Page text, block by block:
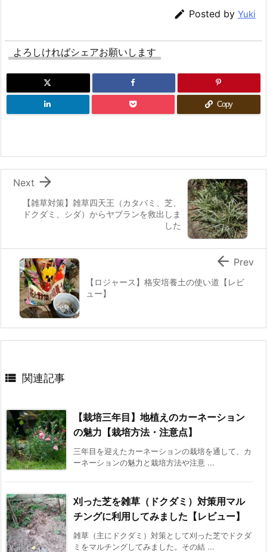
 Posted by Yuki
よろしければシェアお願いします
Copy
【雑草対策】雑草四天王（カタバミ、芝、
ドクダミ、シダ）からヤブランを救出しま
した

Next
【ロジャース】格安培養土の使い道【レビ
ュー】
 Prev
 関連記事
【栽培三年目】地植えのカーネーション
の魅力【栽培方法・注意点】
三年目を迎えたカーネーションの栽培を通して、カ
ーネーションの魅力と栽培方法や注意 ...
刈った芝を雑草（ドクダミ）対策用マル
チングに利用してみました【レビュー】
雑草（主にドクダミ）対策として刈った芝でドクダ
ミをマルチングしてみました。その結 ...